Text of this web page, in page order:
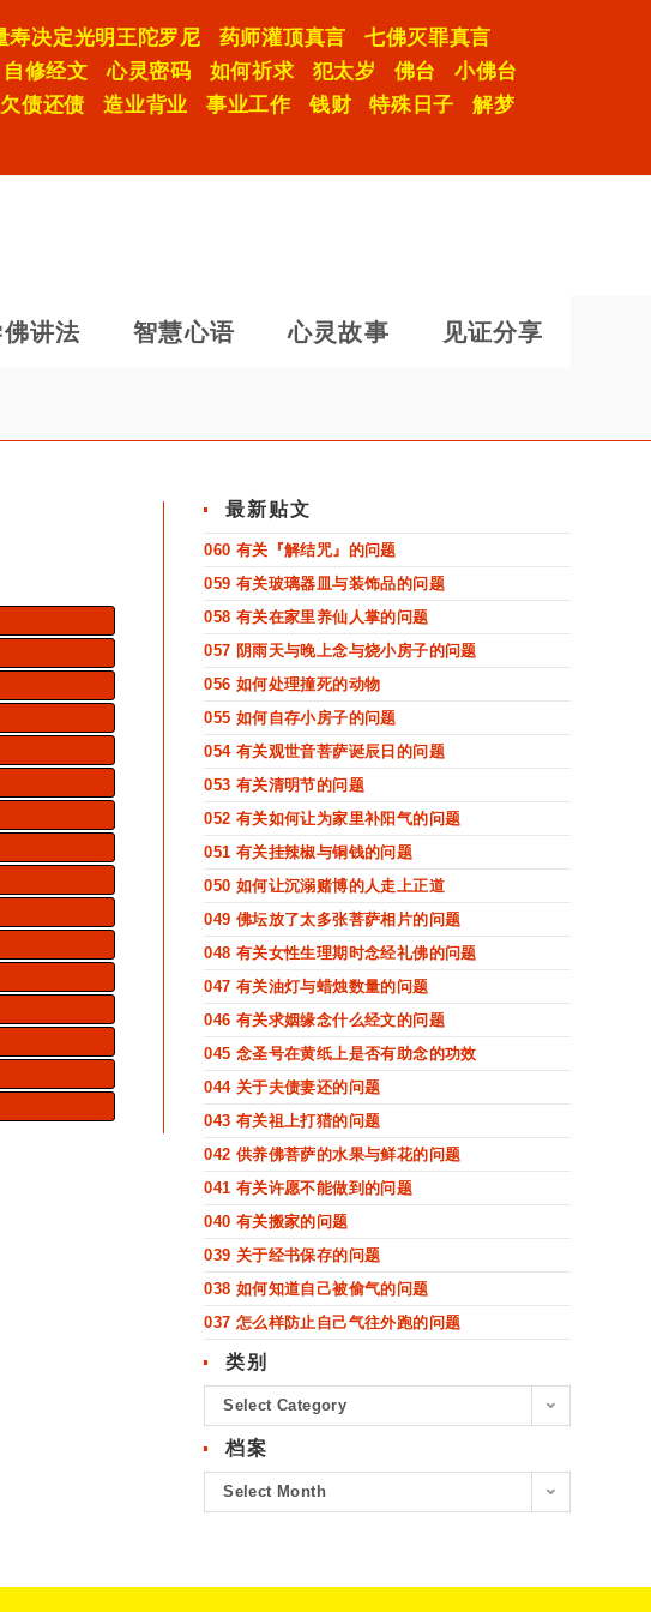
寿决定光明王陀罗尼 药师灌顶真言
七佛灭罪真言
自修经文 心灵密码 如何祈求 犯太岁 佛台
小佛台
欠债还债 造业背业 事业工作 钱财 特殊日子
解梦
讲法 智慧心语 心灵故事 见证分享
最新贴文
060 有关『解结咒』的问题
059 有关玻璃器皿与装饰品的问题
058 有关在家里养仙人掌的问题
057 阴雨天与晚上念与烧小房子的问题
056 如何处理撞死的动物
055 如何自存小房子的问题
054 有关观世音菩萨诞辰日的问题
053 有关清明节的问题
052 有关如何让为家里补阳气的问题
051 有关挂辣椒与铜钱的问题
050 如何让沉溺赌博的人走上正道
049 佛坛放了太多张菩萨相片的问题
048 有关女性生理期时念经礼佛的问题
047 有关油灯与蜡烛数量的问题
046 有关求姻缘念什么经文的问题
045 念圣号在黄纸上是否有助念的功效
044 关于夫债妻还的问题
043 有关祖上打猎的问题
042 供养佛菩萨的水果与鲜花的问题
041 有关许愿不能做到的问题
040 有关搬家的问题
039 关于经书保存的问题
038 如何知道自己被偷气的问题
037 怎么样防止自己气往外跑的问题
类别
Select Category
档案
Select Month